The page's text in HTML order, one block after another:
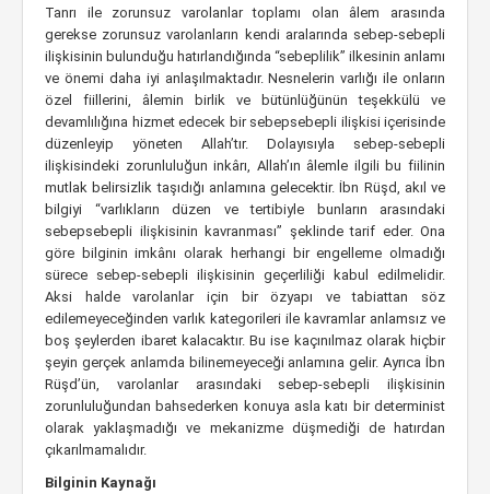
Tanrı ile zorunsuz varolanlar toplamı olan âlem arasında
gerekse zorunsuz varolanların kendi aralarında sebep-sebepli
ilişkisinin bulunduğu hatırlandığında “sebeplilik” ilkesinin anlamı
ve önemi daha iyi anlaşılmaktadır. Nesnelerin varlığı ile onların
özel fiillerini, âlemin birlik ve bütünlüğünün teşekkülü ve
devamlılığına hizmet edecek bir sebepsebepli ilişkisi içerisinde
düzenleyip yöneten Allah’tır. Dolayısıyla sebep-sebepli
ilişkisindeki zorunluluğun inkârı, Allah’ın âlemle ilgili bu fiilinin
mutlak belirsizlik taşıdığı anlamına gelecektir. İbn Rüşd, akıl ve
bilgiyi “varlıkların düzen ve tertibiyle bunların arasındaki
sebepsebepli ilişkisinin kavranması” şeklinde tarif eder. Ona
göre bilginin imkânı olarak herhangi bir engelleme olmadığı
sürece sebep-sebepli ilişkisinin geçerliliği kabul edilmelidir.
Aksi halde varolanlar için bir özyapı ve tabiattan söz
edilemeyeceğinden varlık kategorileri ile kavramlar anlamsız ve
boş şeylerden ibaret kalacaktır. Bu ise kaçınılmaz olarak hiçbir
şeyin gerçek anlamda bilinemeyeceği anlamına gelir. Ayrıca İbn
Rüşd’ün, varolanlar arasındaki sebep-sebepli ilişkisinin
zorunluluğundan bahsederken konuya asla katı bir determinist
olarak yaklaşmadığı ve mekanizme düşmediği de hatırdan
çıkarılmamalıdır.
Bilginin Kaynağı